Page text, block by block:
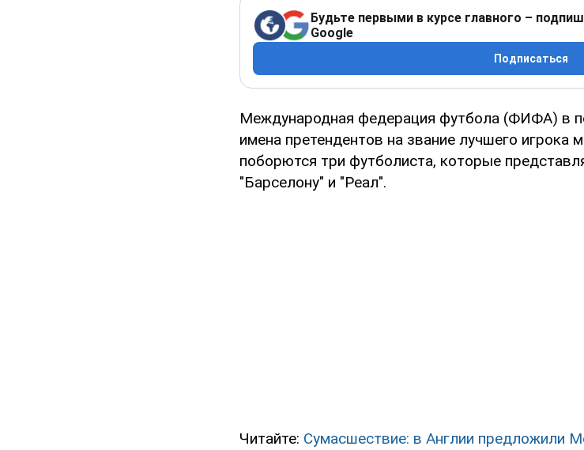
Будьте первыми в курсе главного –
Google
Подписаться
Международная федерация футбола (ФИФА) в
имена претендентов на звание лучшего игрока
поборются три футболиста, которые
"Барселону" и "Реал".
Читайте: Сумасшествие: в Англии предложили